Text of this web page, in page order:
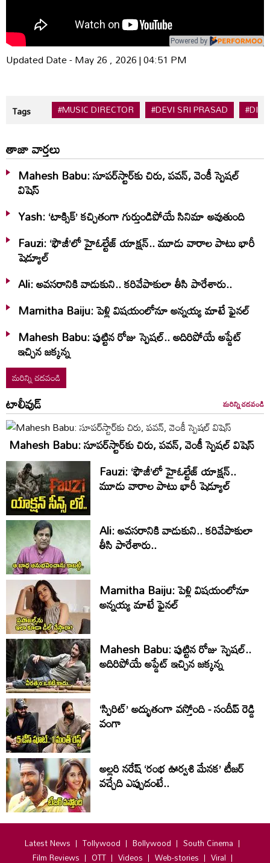
Powered by
Updated Date - May 26 , 2026 | 04:51 PM
Tags #MUSIC DIRECTOR #DEVI SRI PRASAD #DIL
తాజా వార్తలు
Mahesh Babu: సూపర్‌స్టార్‌కు చిరు, పవన్‌, వెంకీ స్పెషల్‌
విషెస్‌
Yash: ‘టాక్సిక్’ కచ్చితంగా గుర్తుండిపోయే సినిమా అవుతుంది
Fauzi: ‘ఫౌజీ’లో హైఓల్టేజ్‌ యాక్షన్‌.. మూడు వారాల పాటు భారీ
షెడ్యూల్‌
Ali: అవసరానికి వాడుకుని.. కరివేపాకులా తీసి పారేశారు..
Mamitha Baiju: పెళ్లి విషయంలోనూ అన్నయ్య మాటే ఫైనల్‌
Mahesh Babu: పుట్టిన రోజు స్పెషల్.. అదిరిపోయే అప్డేట్
ఇచ్చిన జక్కన్న
మరిన్ని చదవండి
టాలీవుడ్ మరిన్ని చదవండి
Mahesh Babu: సూపర్‌స్టార్‌కు చిరు, పవన్‌, వెంకీ స్పెషల్‌ విషెస్‌
Fauzi: ‘ఫౌజీ’లో హైఓల్టేజ్‌ యాక్షన్‌..
మూడు వారాల పాటు భారీ షెడ్యూల్‌
Ali: అవసరానికి వాడుకుని.. కరివేపాకులా
తీసి పారేశారు..
Mamitha Baiju: పెళ్లి విషయంలోనూ
అన్నయ్య మాటే ఫైనల్‌
Mahesh Babu: పుట్టిన రోజు స్పెషల్..
అదిరిపోయే అప్డేట్ ఇచ్చిన జక్కన్న
‘స్పిరిట్’ అద్భుతంగా వస్తోంది - సందీప్ రెడ్డి
వంగా
అల్లరి నరేష్ ‘రంభ ఊర్వశి మేనక’ టీజర్
వచ్చేది ఎప్పుడంటే..
Latest News Tollywood Bollywood
South Cinema
Film Reviews
OTT Videos Web-stories Viral